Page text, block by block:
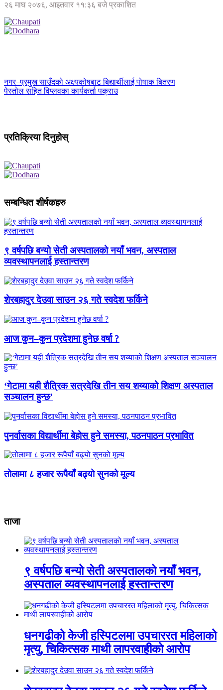
२६ माघ २०७६, आइतवार ११:३६ बजे प्रकाशित
नगर–प्रमुख साउँदको अक्ष्यकोषबाट बिद्यार्थीलाई पोषाक बितरण
पेस्तोल सहित विप्लवका कार्यकर्ता पक्राउ
प्रतिक्रिया दिनुहोस्
सम्बन्धित शीर्षकहरु
९ वर्षपछि बन्यो सेती अस्पतालको नयाँ भवन, अस्पताल
व्यवस्थापनलाई हस्तान्तरण
शेरबहादुर देउवा साउन २६ गते स्वदेश फर्किने
आज कुन–कुन प्रदेशमा हुनेछ वर्षा ?
‘गेटामा यही शैत्रिक सत्रदेखि तीन सय शय्याको शिक्षण अस्पताल
सञ्चालन हुन्छ’
पुनर्वासका विद्यार्थीमा बेहोस हुने समस्या, पठनपाठन प्रभावित
तोलामा ८ हजार रूपैयाँ बढ्यो सुनको मूल्य
ताजा
९ वर्षपछि बन्यो सेती अस्पतालको नयाँ भवन,
अस्पताल व्यवस्थापनलाई हस्तान्तरण
धनगढीको केजी हस्पिटलमा उपचाररत महिलाको
मृत्यु, चिकित्सक माथी लापरवाहीको आरोप